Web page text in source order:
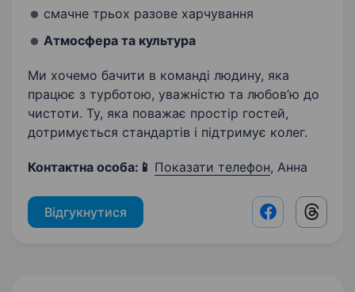
смачне трьох разове харчування
Атмосфера та культура
Ми хочемо бачити в команді людину, яка
працює з турботою, уважністю та любов’ю до
чистоти. Ту, яка поважає простір гостей,
дотримується стандартів і підтримує колег.
Контактна особа: 📱 Показати телефон, Анна
Відгукнутися Facebook